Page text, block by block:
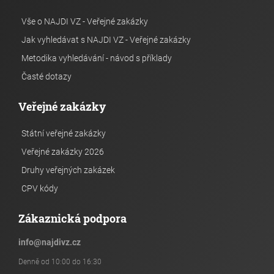
Vše o NAJDI VZ - Veřejné zakázky
Jak vyhledávat s NAJDI VZ - Veřejné zakázky
Metodika vyhledávání - návod s příklady
Časté dotazy
Veřejné zakázky
Státní veřejné zakázky
Veřejné zakázky 2026
Druhy veřejných zakázek
CPV kódy
Zákaznická podpora
info@najdivz.cz
Denně od 10:00 do 16:30